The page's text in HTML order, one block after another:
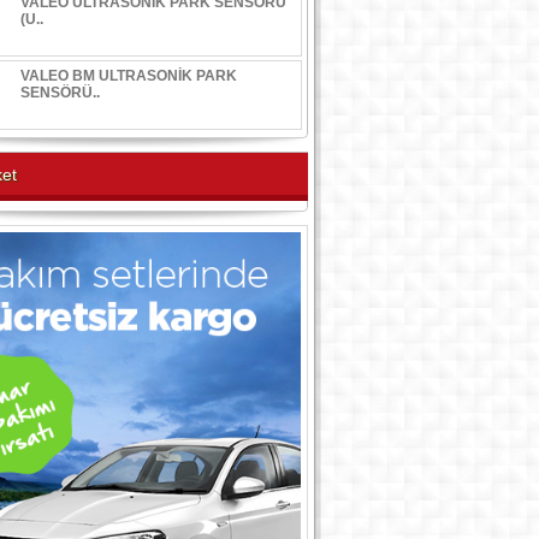
(U..
VALEO BM ULTRASONİK PARK
SENSÖRÜ..